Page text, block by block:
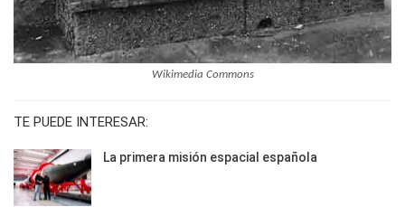
Wikimedia Commons
TE PUEDE INTERESAR:
La primera misión espacial española